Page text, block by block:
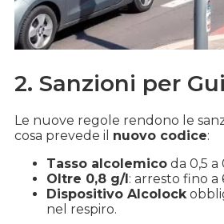
2. Sanzioni per
Le nuove regole rendono le
cosa prevede il nuovo codice:
Tasso alcolemico da 0,5 a
Oltre 0,8 g/l: arresto fino
Dispositivo Alcolock
nel respiro.